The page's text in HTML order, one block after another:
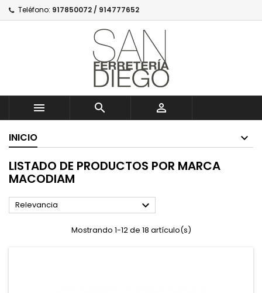
Teléfono: 917850072 / 914777652
  
INICIO
LISTADO DE PRODUCTOS POR MARCA
MACODIAM
Relevancia 
Mostrando 1-12 de 18 artículo(s)